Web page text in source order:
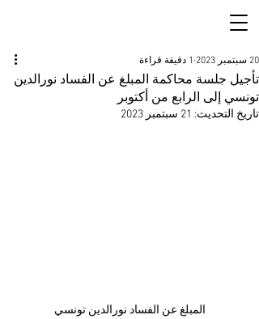
تأجيل جلسة محاكمة المبلغ عن الفساد نورالدين
تونسي إلى الرابع من أكتوبر
20 سبتمبر 2023 1 دقيقة قراءة
تاريخ التحديث: 21 سبتمبر 2023
المبلغ عن الفساد نورالدين تونسي